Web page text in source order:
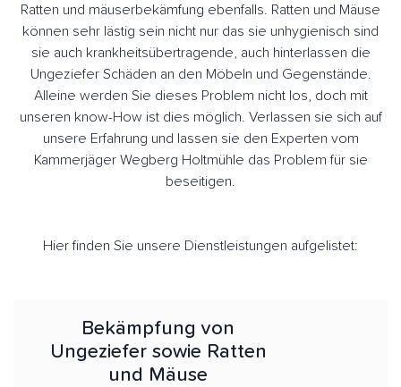
Ratten und mäuserbekämfung ebenfalls. Ratten und Mäuse
können sehr lästig sein nicht nur das sie unhygienisch sind
sie auch krankheitsübertragende, auch hinterlassen die
Ungeziefer Schäden an den Möbeln und Gegenstände.
Alleine werden Sie dieses Problem nicht los, doch mit
unseren know-How ist dies möglich. Verlassen sie sich auf
unsere Erfahrung und lassen sie den Experten vom
Kammerjäger Wegberg Holtmühle das Problem für sie
beseitigen.
Hier finden Sie unsere Dienstleistungen aufgelistet:
Bekämpfung von
Ungeziefer sowie Ratten
und Mäuse